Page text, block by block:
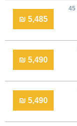
תנור בנוי משולב מיקרוגל גובה 45
5,485 ₪
5,490 ₪
5,490 ₪